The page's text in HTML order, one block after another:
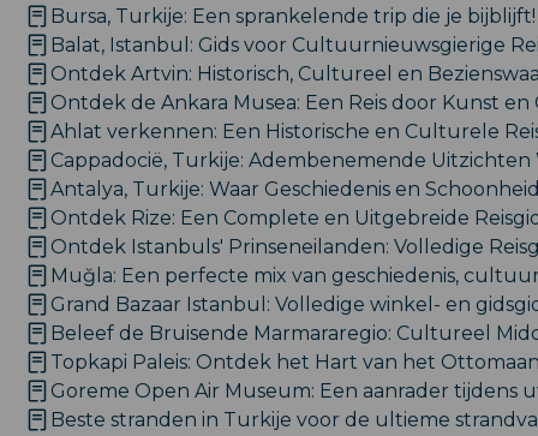
Bursa, Turkije: Een sprankelende trip die je bijblijft!
Balat, Istanbul: Gids voor Cultuurnieuwsgierige
Ontdek Artvin: Historisch, Cultureel en
Ontdek de Ankara Musea: Een Reis door Kunst en
Ahlat verkennen: Een Historische en Culturele
Cappadocië, Turkije: Adembenemende Uitzichten
Antalya, Turkije: Waar Geschiedenis en
Ontdek Rize: Een Complete en Uitgebreide
Ontdek Istanbuls' Prinseneilanden: Volledige
Muğla: Een perfecte mix van geschiedenis,
Grand Bazaar Istanbul: Volledige winkel- en
Beleef de Bruisende Marmararegio: Cultureel
Topkapi Paleis: Ontdek het Hart van het
Goreme Open Air Museum: Een aanrader tijdens
Beste stranden in Turkije voor de ultieme